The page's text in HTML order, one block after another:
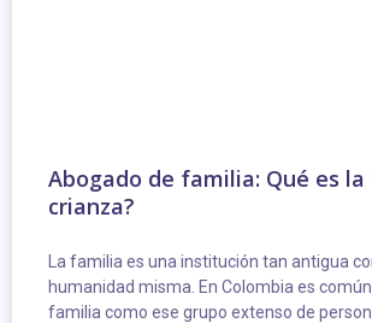
Abogado de familia: Qué es
crianza?
La familia es una institución tan antigua
humanidad misma. En Colombia es
familia como ese grupo extenso de